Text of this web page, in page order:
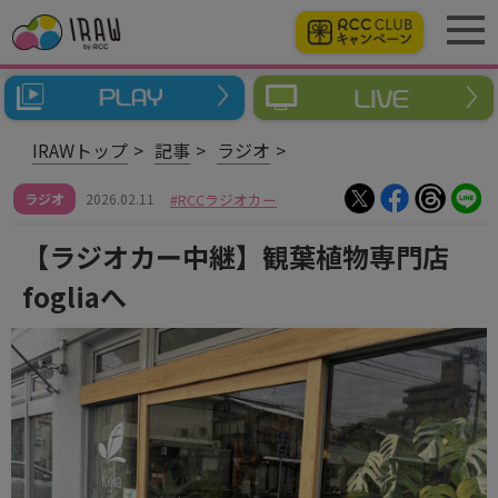
IRAWトップ 記事 ラジオ
ラジオ 2026.02.11 RCCラジオカー
【ラジオカー中継】観葉植物専門店
fogliaへ